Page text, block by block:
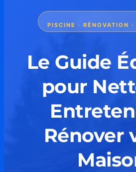
PISCINE · RÉNOVATION ·
Le Guide
pour
Rénover